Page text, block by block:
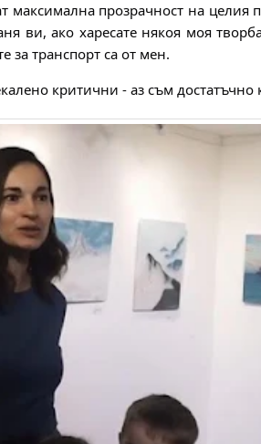
прозрачност на целия
ви, ако харесате някоя моя
за транспорт са от мен.
критични - аз съм